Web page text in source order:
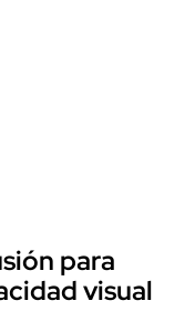
para
visual